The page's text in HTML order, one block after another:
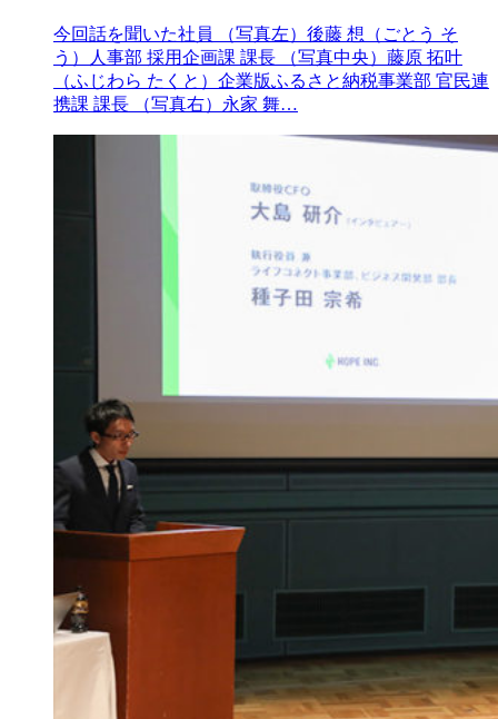
今回話を聞いた社員 （写真左）後藤 想（ごとう そ
う）人事部 採用企画課 課長 （写真中央）藤原 拓叶
（ふじわら たくと）企業版ふるさと納税事業部 官民連
携課 課長 （写真右）永家 舞…